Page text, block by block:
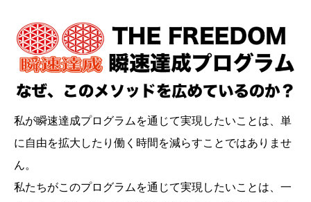
私が瞬速達成プログラムを通じて実現したいことは、単
に自由を拡大したり働く時間を減らすことではありませ
ん。
私たちがこのプログラムを通じて実現したいことは、一